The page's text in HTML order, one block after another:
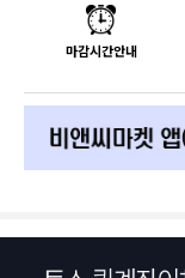
마감시간안내